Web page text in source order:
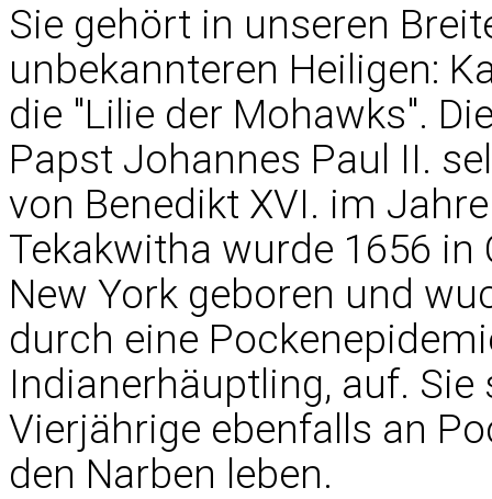
Sie gehört in unseren
unbekannteren Heiligen:
die "Lilie der Mohawks".
Papst Johannes Paul II.
von Benedikt XVI. im
Tekakwitha wurde 1656
New York geboren und
durch eine
Indianerhäuptling, auf.
Vierjährige ebenfalls an
den Narben leben.